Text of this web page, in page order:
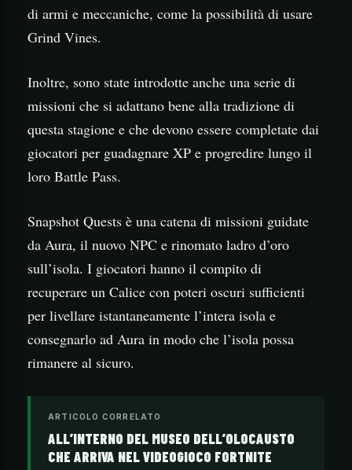
di armi e meccaniche, come la possibilità di usare
Grind Vines.
Inoltre, sono state introdotte anche una serie di
missioni che si adattano bene alla tradizione di
questa stagione e che devono essere completate dai
giocatori per guadagnare XP e progredire lungo il
loro Battle Pass.
Snapshot Quests è una catena di missioni guidate
da Aura, il nuovo NPC e rinomato ladro d’oro
sull’isola. I giocatori hanno il compito di
recuperare un Calice con poteri oscuri sufficienti
per livellare istantaneamente l’intera isola e
consegnarlo ad Aura in modo che l’isola possa
rimanere al sicuro.
ARTICOLO CORRELATO
ALL’INTERNO DEL MUSEO DELL’OLOCAUSTO
CHE ARRIVA NEL VIDEOGIOCO FORTNITE